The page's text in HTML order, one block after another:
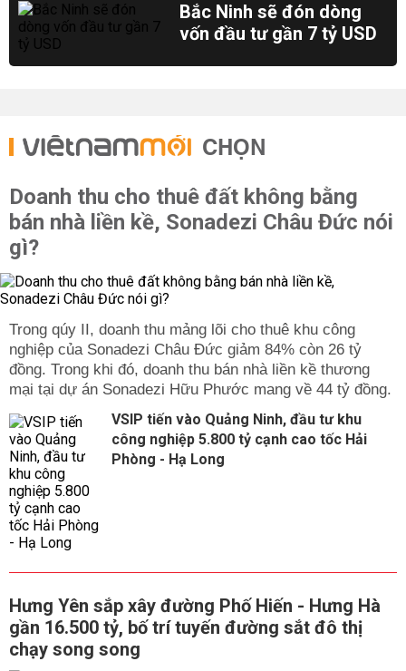
Bắc Ninh sẽ đón dòng
vốn đầu tư gần 7 tỷ USD
CHỌN
Doanh thu cho thuê đất không bằng
bán nhà liền kề, Sonadezi Châu Đức nói
gì?
Trong qúy II, doanh thu mảng lõi cho thuê khu công
nghiệp của Sonadezi Châu Đức giảm 84% còn 26 tỷ
đồng. Trong khi đó, doanh thu bán nhà liền kề thương
mại tại dự án Sonadezi Hữu Phước mang về 44 tỷ đồng.
VSIP tiến vào Quảng Ninh, đầu tư khu
công nghiệp 5.800 tỷ cạnh cao tốc Hải
Phòng - Hạ Long
Hưng Yên sắp xây đường Phố Hiến - Hưng Hà
gần 16.500 tỷ, bố trí tuyến đường sắt đô thị
chạy song song